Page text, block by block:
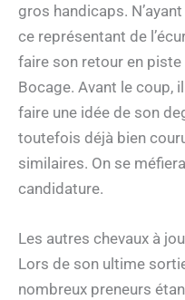
gros handicaps.
ce représentant de
faire son retour en piste
Bocage. Avant le coup,
faire une idée de son
toutefois déjà bien
similaires. On se
candidature.
Les autres chevaux à
Lors de son ultime
nombreux preneurs